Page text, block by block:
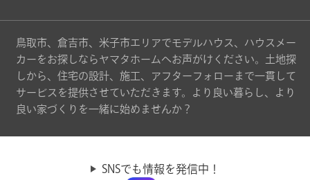
鳥取市、倉吉市、米子市エリアでモデルハウス、ハウスメー
カーをお探しならヤマタホームへお声がけください。土地探
しから、住宅の設計、施工、アフターフォローまで一貫して
サービスを提供させていただきます。より良い暮らし、より
良い家づくりを一緒に始めませんか？
SNSでも情報を発信中！